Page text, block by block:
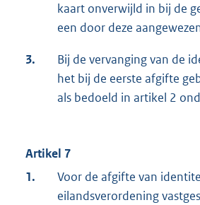
kaart onverwijld in bij de
een door deze
3.
Bij de vervanging van de
het bij de eerste afgifte
als bedoeld in artikel 2
Artikel 7
1.
Voor de afgifte van
eilandsverordening